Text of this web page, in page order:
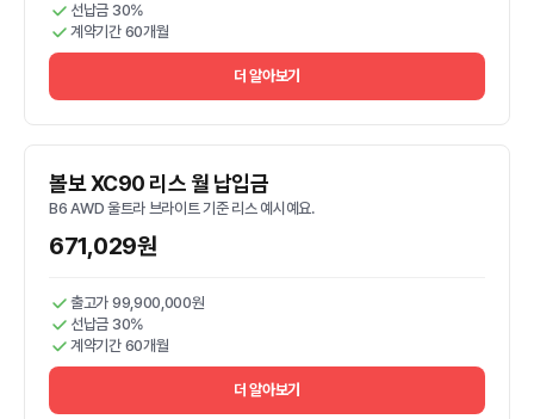
선납금 30%
계약기간 60개월
더 알아보기
볼보 XC90 리스 월 납입금
B6 AWD 울트라 브라이트 기준 리스 예시예요.
671,029원
출고가 99,900,000원
선납금 30%
계약기간 60개월
더 알아보기